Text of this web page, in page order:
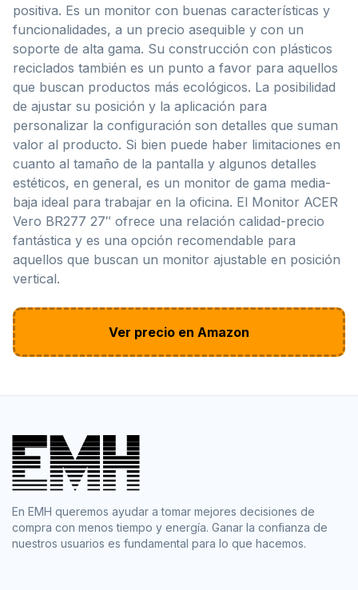
positiva. Es un monitor con buenas características y
funcionalidades, a un precio asequible y con un
soporte de alta gama. Su construcción con plásticos
reciclados también es un punto a favor para aquellos
que buscan productos más ecológicos. La posibilidad
de ajustar su posición y la aplicación para
personalizar la configuración son detalles que suman
valor al producto. Si bien puede haber limitaciones en
cuanto al tamaño de la pantalla y algunos detalles
estéticos, en general, es un monitor de gama media-
baja ideal para trabajar en la oficina. El Monitor ACER
Vero BR277 27″ ofrece una relación calidad-precio
fantástica y es una opción recomendable para
aquellos que buscan un monitor ajustable en posición
vertical.
Ver precio en Amazon
En EMH queremos ayudar a tomar mejores decisiones de
compra con menos tiempo y energía. Ganar la confianza de
nuestros usuarios es fundamental para lo que hacemos.